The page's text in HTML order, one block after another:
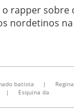
rapper sobre
nordetinos
batista |
|
Esquina da